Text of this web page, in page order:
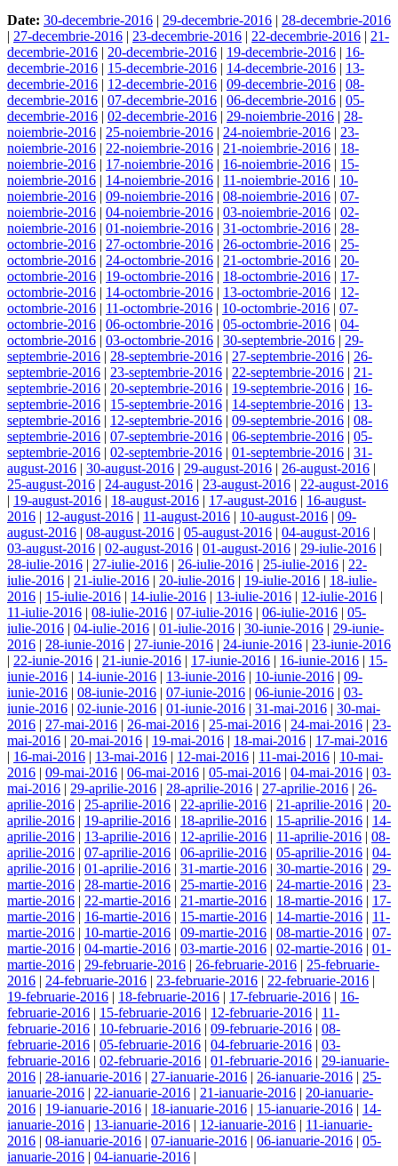
Date: 30-decembrie-2016 | 29-decembrie-2016 | 28-decembrie-2016
| 27-decembrie-2016 | 23-decembrie-2016 | 22-decembrie-2016 | 21-
decembrie-2016 | 20-decembrie-2016 | 19-decembrie-2016 | 16-
decembrie-2016 | 15-decembrie-2016 | 14-decembrie-2016 | 13-
decembrie-2016 | 12-decembrie-2016 | 09-decembrie-2016 | 08-
decembrie-2016 | 07-decembrie-2016 | 06-decembrie-2016 | 05-
decembrie-2016 | 02-decembrie-2016 | 29-noiembrie-2016 | 28-
noiembrie-2016 | 25-noiembrie-2016 | 24-noiembrie-2016 | 23-
noiembrie-2016 | 22-noiembrie-2016 | 21-noiembrie-2016 | 18-
noiembrie-2016 | 17-noiembrie-2016 | 16-noiembrie-2016 | 15-
noiembrie-2016 | 14-noiembrie-2016 | 11-noiembrie-2016 | 10-
noiembrie-2016 | 09-noiembrie-2016 | 08-noiembrie-2016 | 07-
noiembrie-2016 | 04-noiembrie-2016 | 03-noiembrie-2016 | 02-
noiembrie-2016 | 01-noiembrie-2016 | 31-octombrie-2016 | 28-
octombrie-2016 | 27-octombrie-2016 | 26-octombrie-2016 | 25-
octombrie-2016 | 24-octombrie-2016 | 21-octombrie-2016 | 20-
octombrie-2016 | 19-octombrie-2016 | 18-octombrie-2016 | 17-
octombrie-2016 | 14-octombrie-2016 | 13-octombrie-2016 | 12-
octombrie-2016 | 11-octombrie-2016 | 10-octombrie-2016 | 07-
octombrie-2016 | 06-octombrie-2016 | 05-octombrie-2016 | 04-
octombrie-2016 | 03-octombrie-2016 | 30-septembrie-2016 | 29-
septembrie-2016 | 28-septembrie-2016 | 27-septembrie-2016 | 26-
septembrie-2016 | 23-septembrie-2016 | 22-septembrie-2016 | 21-
septembrie-2016 | 20-septembrie-2016 | 19-septembrie-2016 | 16-
septembrie-2016 | 15-septembrie-2016 | 14-septembrie-2016 | 13-
septembrie-2016 | 12-septembrie-2016 | 09-septembrie-2016 | 08-
septembrie-2016 | 07-septembrie-2016 | 06-septembrie-2016 | 05-
septembrie-2016 | 02-septembrie-2016 | 01-septembrie-2016 | 31-
august-2016 | 30-august-2016 | 29-august-2016 | 26-august-2016 |
25-august-2016 | 24-august-2016 | 23-august-2016 | 22-august-2016
| 19-august-2016 | 18-august-2016 | 17-august-2016 | 16-august-
2016 | 12-august-2016 | 11-august-2016 | 10-august-2016 | 09-
august-2016 | 08-august-2016 | 05-august-2016 | 04-august-2016 |
03-august-2016 | 02-august-2016 | 01-august-2016 | 29-iulie-2016 |
28-iulie-2016 | 27-iulie-2016 | 26-iulie-2016 | 25-iulie-2016 | 22-
iulie-2016 | 21-iulie-2016 | 20-iulie-2016 | 19-iulie-2016 | 18-iulie-
2016 | 15-iulie-2016 | 14-iulie-2016 | 13-iulie-2016 | 12-iulie-2016 |
11-iulie-2016 | 08-iulie-2016 | 07-iulie-2016 | 06-iulie-2016 | 05-
iulie-2016 | 04-iulie-2016 | 01-iulie-2016 | 30-iunie-2016 | 29-iunie-
2016 | 28-iunie-2016 | 27-iunie-2016 | 24-iunie-2016 | 23-iunie-2016
| 22-iunie-2016 | 21-iunie-2016 | 17-iunie-2016 | 16-iunie-2016 | 15-
iunie-2016 | 14-iunie-2016 | 13-iunie-2016 | 10-iunie-2016 | 09-
iunie-2016 | 08-iunie-2016 | 07-iunie-2016 | 06-iunie-2016 | 03-
iunie-2016 | 02-iunie-2016 | 01-iunie-2016 | 31-mai-2016 | 30-mai-
2016 | 27-mai-2016 | 26-mai-2016 | 25-mai-2016 | 24-mai-2016 | 23-
mai-2016 | 20-mai-2016 | 19-mai-2016 | 18-mai-2016 | 17-mai-2016
| 16-mai-2016 | 13-mai-2016 | 12-mai-2016 | 11-mai-2016 | 10-mai-
2016 | 09-mai-2016 | 06-mai-2016 | 05-mai-2016 | 04-mai-2016 | 03-
mai-2016 | 29-aprilie-2016 | 28-aprilie-2016 | 27-aprilie-2016 | 26-
aprilie-2016 | 25-aprilie-2016 | 22-aprilie-2016 | 21-aprilie-2016 | 20-
aprilie-2016 | 19-aprilie-2016 | 18-aprilie-2016 | 15-aprilie-2016 | 14-
aprilie-2016 | 13-aprilie-2016 | 12-aprilie-2016 | 11-aprilie-2016 | 08-
aprilie-2016 | 07-aprilie-2016 | 06-aprilie-2016 | 05-aprilie-2016 | 04-
aprilie-2016 | 01-aprilie-2016 | 31-martie-2016 | 30-martie-2016 | 29-
martie-2016 | 28-martie-2016 | 25-martie-2016 | 24-martie-2016 | 23-
martie-2016 | 22-martie-2016 | 21-martie-2016 | 18-martie-2016 | 17-
martie-2016 | 16-martie-2016 | 15-martie-2016 | 14-martie-2016 | 11-
martie-2016 | 10-martie-2016 | 09-martie-2016 | 08-martie-2016 | 07-
martie-2016 | 04-martie-2016 | 03-martie-2016 | 02-martie-2016 | 01-
martie-2016 | 29-februarie-2016 | 26-februarie-2016 | 25-februarie-
2016 | 24-februarie-2016 | 23-februarie-2016 | 22-februarie-2016 |
19-februarie-2016 | 18-februarie-2016 | 17-februarie-2016 | 16-
februarie-2016 | 15-februarie-2016 | 12-februarie-2016 | 11-
februarie-2016 | 10-februarie-2016 | 09-februarie-2016 | 08-
februarie-2016 | 05-februarie-2016 | 04-februarie-2016 | 03-
februarie-2016 | 02-februarie-2016 | 01-februarie-2016 | 29-ianuarie-
2016 | 28-ianuarie-2016 | 27-ianuarie-2016 | 26-ianuarie-2016 | 25-
ianuarie-2016 | 22-ianuarie-2016 | 21-ianuarie-2016 | 20-ianuarie-
2016 | 19-ianuarie-2016 | 18-ianuarie-2016 | 15-ianuarie-2016 | 14-
ianuarie-2016 | 13-ianuarie-2016 | 12-ianuarie-2016 | 11-ianuarie-
2016 | 08-ianuarie-2016 | 07-ianuarie-2016 | 06-ianuarie-2016 | 05-
ianuarie-2016 | 04-ianuarie-2016 |